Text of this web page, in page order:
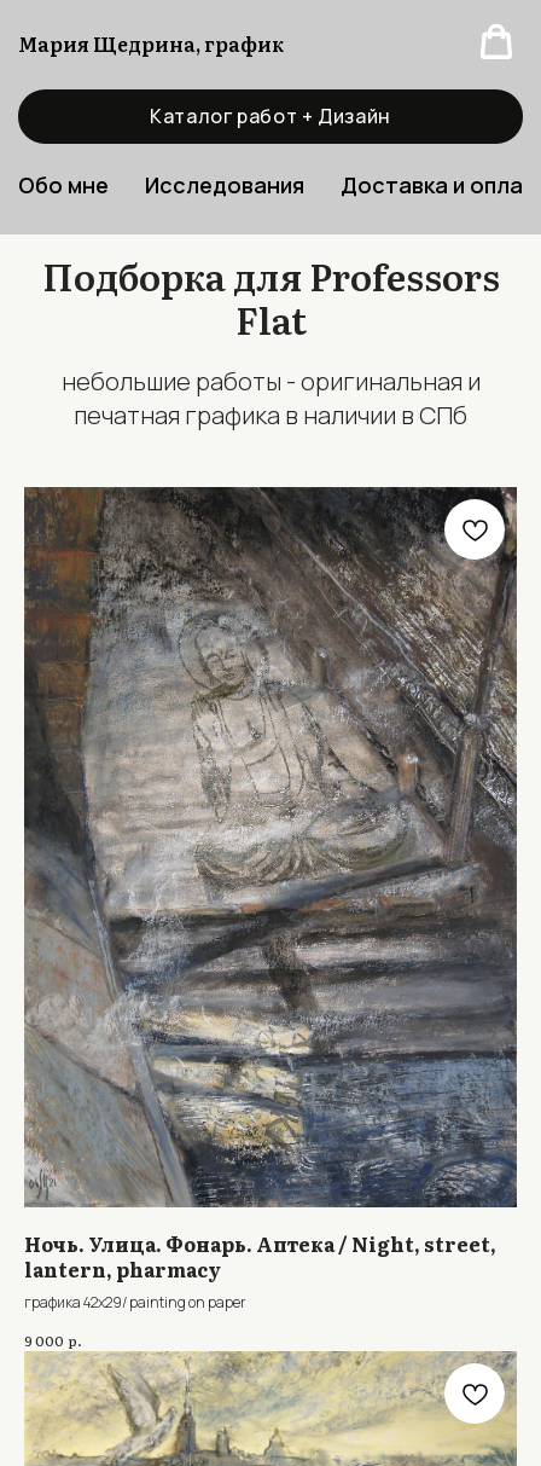
Мария Щедрина, график
Каталог работ + Дизайн
Обо мне Исследования Доставка и
Подборка для Professors
Flat
небольшие работы - оригинальная и
печатная графика в наличии в СПб
Ночь. Улица. Фонарь. Аптека / Night, street,
lantern, pharmacy
графика 42х29/ painting on paper
9 000 р.